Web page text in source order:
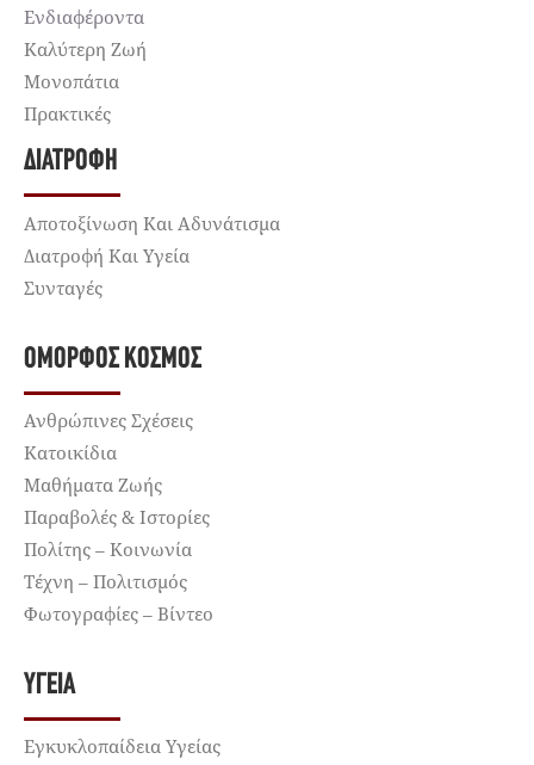
Ενδιαφέροντα
Καλύτερη Ζωή
Μονοπάτια
Πρακτικές
ΔΙΑΤΡΟΦΉ
Αποτοξίνωση Και Αδυνάτισμα
Διατροφή Και Υγεία
Συνταγές
ΌΜΟΡΦΟΣ ΚΌΣΜΟΣ
Ανθρώπινες Σχέσεις
Κατοικίδια
Μαθήματα Ζωής
Παραβολές & Ιστορίες
Πολίτης – Κοινωνία
Τέχνη – Πολιτισμός
Φωτογραφίες – Βίντεο
ΥΓΕΊΑ
Εγκυκλοπαίδεια Υγείας